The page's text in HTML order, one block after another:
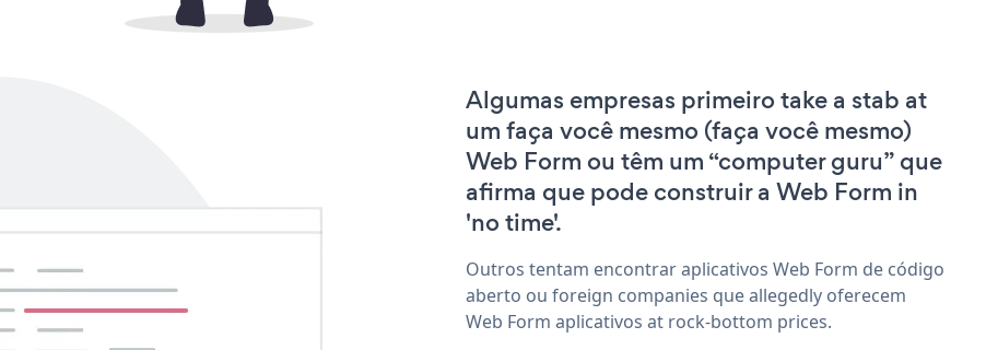
Algumas empresas primeiro take a stab at
um faça você mesmo (faça você mesmo)
Web Form ou têm um “computer guru” que
afirma que pode construir a Web Form in
'no time'.
Outros tentam encontrar aplicativos Web Form de código
aberto ou foreign companies que allegedly oferecem
Web Form aplicativos at rock-bottom prices.